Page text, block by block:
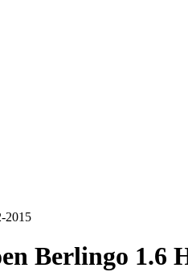
2015
Berlingo 1.6